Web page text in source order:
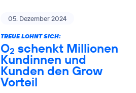
05. Dezember 2024
TREUE LOHNT SICH:
O2 schenkt Millionen
Kundinnen und
Kunden den Grow
Vorteil